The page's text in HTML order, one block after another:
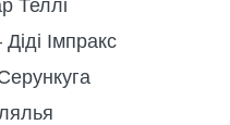
Теллі
Імпракс